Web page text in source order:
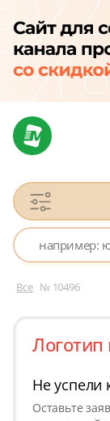
Все № 10496
Логотип
Не успели
Оставьте